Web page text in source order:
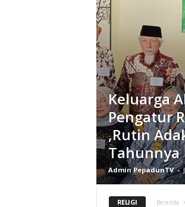
Keluarga
Pengatur
,Rutin
Tahunnya
Admin PepadunTV -
RELIGI Beranda